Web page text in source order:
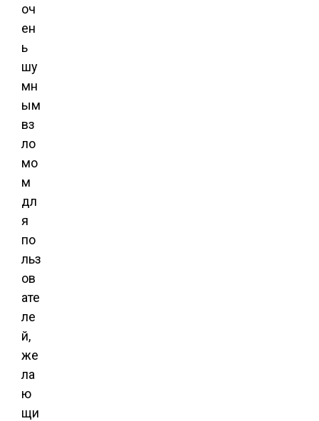
оч
ен
ь
шу
мн
ым
вз
ло
мо
м
дл
я
по
льз
ов
ате
ле
й,
же
ла
ю
щи